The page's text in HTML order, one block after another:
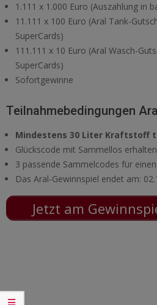
1.111 x 1.000 Euro (Auszahlung in
11.111 x 100 Euro (Aral Tank-
SuperCards)
111.111 x 10 Euro (Aral Wasch-
SuperCards)
Sofortgewinne
Teilnahmebedingungen
Mindestens 30 Liter Kraftstoff
Glückscode mit Sammellos
3 passende Sammelcodes für
Das Aral-Gewinnspiel endet am:
Jetzt am